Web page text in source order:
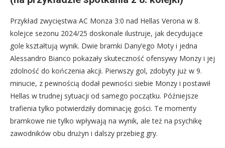
Przykład zwycięstwa AC Monza 3:0 nad Hellas Verona w 8.
kolejce sezonu 2024/25 doskonale ilustruje, jak decydujące
gole kształtują wynik. Dwie bramki Dany’ego Moty i jedna
Alessandro Bianco pokazały skuteczność ofensywy Monzy i jej
zdolność do kończenia akcji. Pierwszy gol, zdobyty już w 9.
minucie, z pewnością dodał pewności siebie Monzy i postawił
Hellas w trudnej sytuacji od samego początku. Późniejsze
trafienia tylko potwierdziły dominację gości. Te momenty
bramkowe nie tylko wpływają na wynik, ale też na psychikę
zawodników obu drużyn i dalszy przebieg gry.